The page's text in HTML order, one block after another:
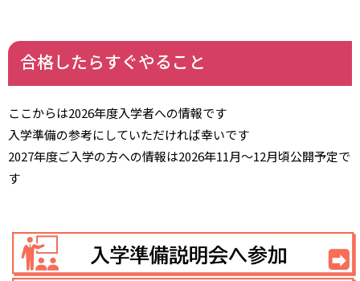
合格したらすぐやること
ここからは2026年度入学者への情報です
入学準備の参考にしていただければ幸いです
2027年度ご入学の方への情報は2026年11月～12月頃公開予定で
す